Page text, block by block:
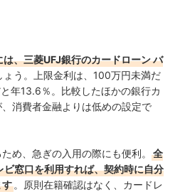
は、三菱UFJ銀行のカードローン バ
ょう 。 上限金利は、 100万円未満だ
年13.6％ 。比較したほかの銀行カ
消費者金融よりは低めの設定で
め、急ぎの入用の際にも便利。
全
窓口を利用すれば、契約時に自分
す 。原則在籍確認はなく、カードレ